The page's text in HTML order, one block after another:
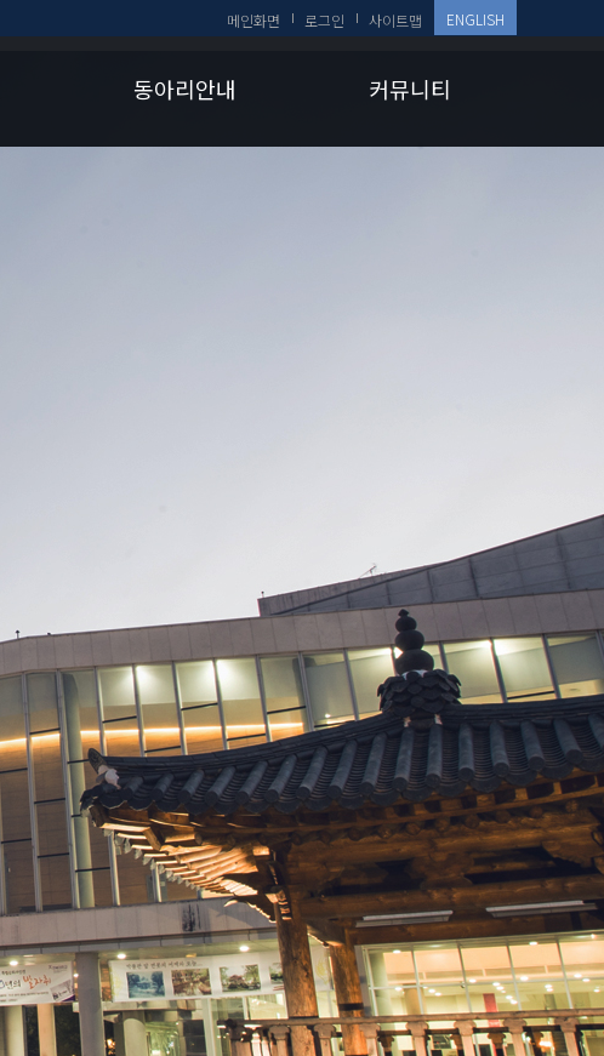
메인화면 로그인 사이트맵 ENGLISH
동아리안내 커뮤니티